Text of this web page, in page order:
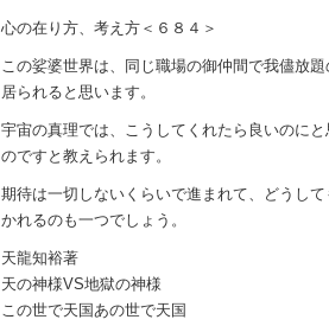
dahlia、スピリチュアル
心の在り方、考え方＜６８４＞
この娑婆世界は、同じ職場の御仲間で我儘放
居られると思います。
宇宙の真理では、こうしてくれたら良いのに
のですと教えられます。
期待は一切しないくらいで進まれて、どうし
かれるのも一つでしょう。
天龍知裕著
天の神様VS地獄の神様
この世で天国あの世で天国